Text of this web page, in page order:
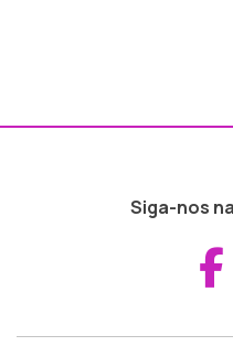
Siga-nos